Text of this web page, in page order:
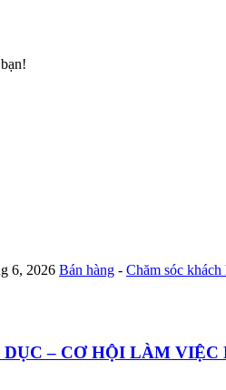
6, 2026 Bán hàng - Chăm sóc khách
– CƠ HỘI LÀM VIỆC